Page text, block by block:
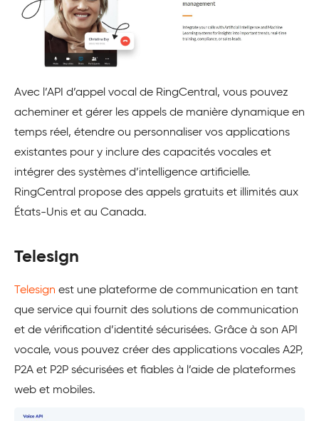
Avec l’API d’appel vocal de RingCentral, vous pouvez
acheminer et gérer les appels de manière dynamique en
temps réel, étendre ou personnaliser vos applications
existantes pour y inclure des capacités vocales et
intégrer des systèmes d’intelligence artificielle.
RingCentral propose des appels gratuits et illimités aux
États-Unis et au Canada.
Telesign
Telesign est une plateforme de communication en tant
que service qui fournit des solutions de communication
et de vérification d’identité sécurisées. Grâce à son API
vocale, vous pouvez créer des applications vocales A2P,
P2A et P2P sécurisées et fiables à l’aide de plateformes
web et mobiles.